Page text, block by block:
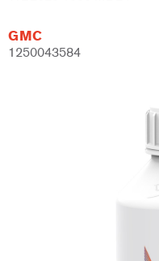
GMC
1250043584